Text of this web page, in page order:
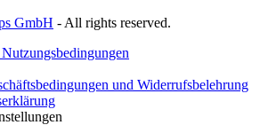
GmbH - All rights reserved.
und Widerrufsbelehrung